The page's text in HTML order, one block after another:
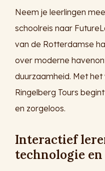
Neem je leerlingen
schoolreis naar
van de Rotterdamse
over moderne
duurzaamheid. Met
Ringelberg Tours
en zorgeloos.
Interactief
technologie